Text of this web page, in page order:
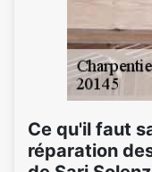
Ce qu'il faut
réparation